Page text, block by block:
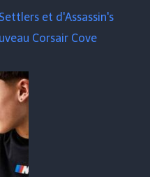
et d'Assassin's
Corsair Cove